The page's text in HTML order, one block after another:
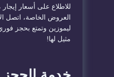
للاطلاع على أسعار
العروض الخاصة، اتصل
ليموزين وتمتع بحجز
مثيل لها!